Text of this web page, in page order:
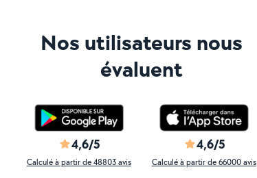
Nos utilisateurs nous
évaluent
4,6/5
Calculé à partir de 48803 avis
4,6/5
Calculé à partir de 66000 avis